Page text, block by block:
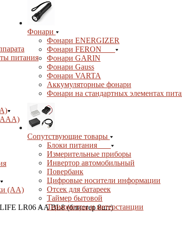
Фонари
Фонари ENERGIZER
Фонари FERON
Фонари GARIN
Фонари Gauss
Фонари VARTA
Аккумуляторные фонари
Фонари на стандартных элементах
Сопутствующие товары
Блоки питания
Измерительные приборы
Инвертор автомобильный
Повербанк
Цифровые носители информации
Отсек для батареек
Таймер бытовой
Термометры и метеостанции
питания
(ААА)
(АА)
LR06 AA BL8 (блистер 8шт)